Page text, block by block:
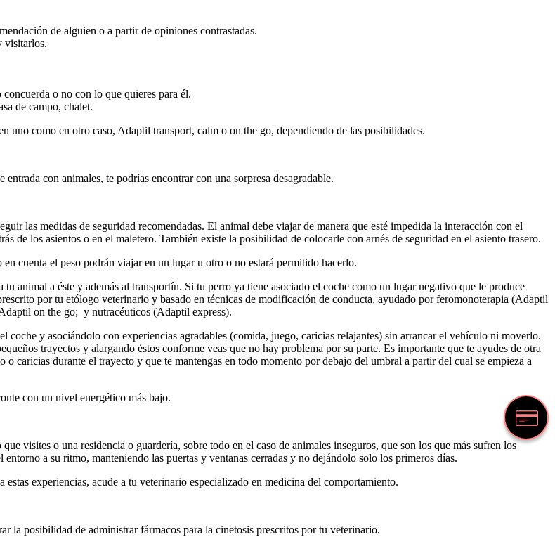
de alguien o a partir de opiniones contrastadas.
visitarlos.
o no con lo que quieres para él.
de campo, chalet.
uno como en otro caso, Adaptil transport, calm o on the go, dependiendo de las posibilidades.
con animales, te podrías encontrar con una sorpresa desagradable.
las medidas de seguridad recomendadas. El animal debe viajar de manera que esté impedida la interacción con el
de los asientos o en el maletero. También existe la posibilidad de colocarle con arnés de seguridad en el asiento trasero.
cuenta el peso podrán viajar en un lugar u otro o no estará permitido hacerlo.
animal a éste y además al transportín. Si tu perro ya tiene asociado el coche como un lugar negativo que le produce
por tu etólogo veterinario y basado en técnicas de modificación de conducta, ayudado por feromonoterapia (Adaptil
on the go; y nutracéuticos (Adaptil express).
y asociándolo con experiencias agradables (comida, juego, caricias relajantes) sin arrancar el vehículo ni moverlo.
trayectos y alargando éstos conforme veas que no hay problema por su parte. Es importante que te ayudes de otra
caricias durante el trayecto y que te mantengas en todo momento por debajo del umbral a partir del cual se empieza a
con un nivel energético más bajo.
visites o una residencia o guardería, sobre todo en el caso de animales inseguros, que son los que más sufren los
a su ritmo, manteniendo las puertas y ventanas cerradas y no dejándolo solo los primeros días.
experiencias, acude a tu veterinario especializado en medicina del comportamiento.
la posibilidad de administrar fármacos para la cinetosis prescritos por tu veterinario.